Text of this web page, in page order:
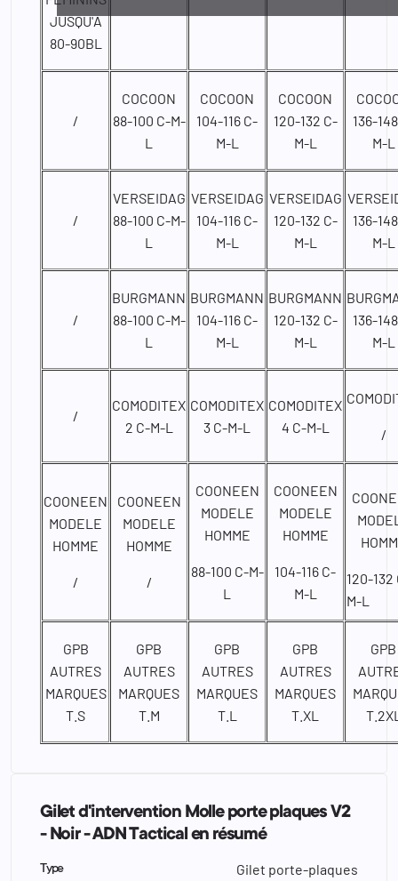
JUSQU'A
80-90BL
/
COCOON
88-100 C-M-
L
COCOON
104-116 C-
M-L
COCOON
120-132 C-
M-L
136-
M-L
/
VERSEIDAG
88-100 C-M-
L
VERSEIDAG
104-116 C-
M-L
VERSEIDAG
120-132 C-
M-L
136-
M-L
/
BURGMANN
88-100 C-M-
L
BURGMANN
104-116 C-
M-L
BURGMANN
120-132 C-
M-L
136-
M-L
/
COMODITEX
2 C-M-L
COMODITEX
3 C-M-L
COMODITEX
4 C-M-L
/
COONEEN
MODELE
HOMME
/
COONEEN
MODELE
HOMME
/
COONEEN
MODELE
HOMME
88-100 C-M-
L
COONEEN
MODELE
HOMME
104-116 C-
M-L
120-132
M-L
GPB
AUTRES
MARQUES
T.S
GPB
AUTRES
MARQUES
T.M
GPB
AUTRES
MARQUES
T.L
GPB
AUTRES
MARQUES
T.XL
GPB
Gilet d'intervention Molle porte plaques V2
- Noir - ADN Tactical en résumé
Type Gilet porte-plaques